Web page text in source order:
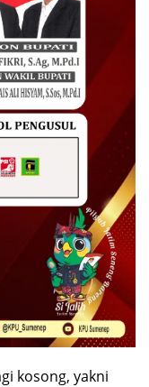
kosong, yakni